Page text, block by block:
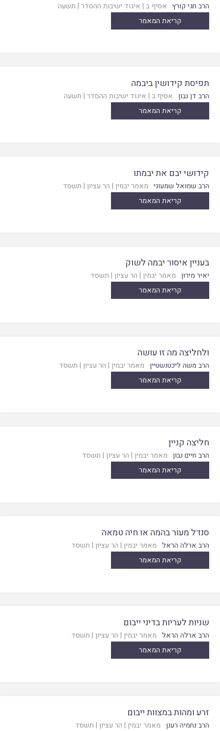
הרב חגי קורץ אסיף ב | איגוד ישיבות ההסדר | תשעה
קריאת המאמר
תפיסת קידושין ביבמה
הרב דן נבון אסיף ב | איגוד ישיבות ההסדר | תשעה
קריאת המאמר
קידושי יבם את יבמתו
הרב שמואל שמעוני מאמר יבמין | הר עציון | תשסד
קריאת המאמר
בעניין איסור יבמה לשוק
יאיר מירון מאמר יבמין | הר עציון | תשסד
קריאת המאמר
ולחליצה מה זו עושה
הרב משה ליכטנשטיין מאמר יבמין | הר עציון | תשסד
קריאת המאמר
חליצה קניין
הרב חיים נבון מאמר יבמין | הר עציון | תשסד
קריאת המאמר
סנדל מעור בהמה או חיה טמאה
הרב ארלה הראל מאמר יבמין | הר עציון | תשסד
קריאת המאמר
שניות לעריות בדיני ייבום
הרב ארלה הראל מאמר יבמין | הר עציון | תשסד
קריאת המאמר
זרע ומהות במצוות ייבום
הרב נחמיה רענן מאמר יבמין | הר עציון | תשסד